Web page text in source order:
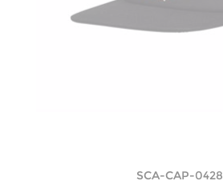
SCA-CAP-0428